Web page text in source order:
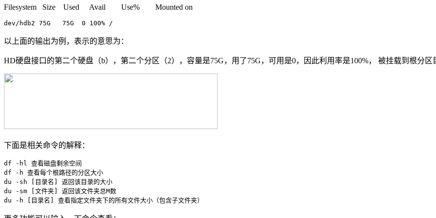
Filesystem Size Used Avail Use% Mounted on
dev/hdb2 75G   75G  0 100% /
以上面的输出为例，表示的意思为：
HD硬盘接口的第二个硬盘（b），第二个分区（2），容量是75G，用了75G，可用是0，因此利用率是100%， 被挂载到根分区
下面是相关命令的解释：
df -hl 查看磁盘剩余空间
df -h 查看每个根路径的分区大小
du -sh [目录名] 返回该目录的大小
du -sm [文件夹] 返回该文件夹总M数
du -h [目录名] 查看指定文件夹下的所有文件大小（包含子文件夹）